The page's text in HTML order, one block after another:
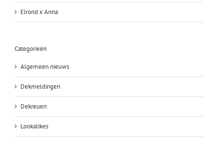
Elrond x Anna
Categorieën
Algemeen nieuws
Dekmeldingen
Dekreuen
Lookalikes